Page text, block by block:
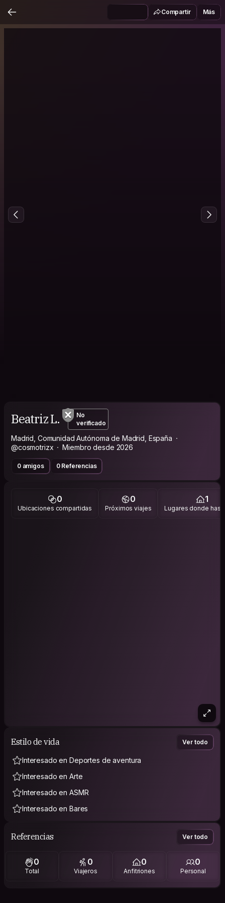
Compartir Más
Beatriz L.
No
verificado
Madrid, Comunidad Autónoma de Madrid, España
@cosmotrizx
Miembro desde 2026
0 amigos 0 Referencias
0
Ubicaciones compartidas
0
Próximos viajes
1
Lugares donde has
Estilo de vida Ver todo
Interesado en Deportes de aventura
Interesado en Arte
Interesado en ASMR
Interesado en Bares
Referencias Ver todo
0
Total
0
Viajeros
0
Anfitriones
0
Personal